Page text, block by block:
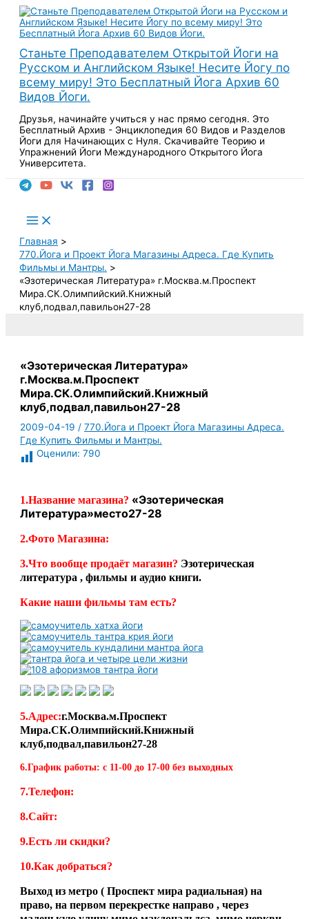
Перейти
содержимому
Станьте Преподавателем Открытой Йоги на
Русском и Английском Языке! Несите Йогу по
всему миру! Это Бесплатный Йога Архив 60
Видов Йоги.
Друзья, начинайте учиться у нас прямо сегодня. Это
Бесплатный Архив - Энциклопедия 60 Видов и Разделов
Йоги для Начинающих с Нуля. Скачивайте Теорию и
Упражнений Йоги Международного Открытого Йога
Университета.
Main
Menu
Главная
770.Йога и Проект Йога Магазины Адреса. Где Купить
Фильмы и Мантры.
«Эзотерическая Литература» г.Москва.м.Проспект
Мира.СК.Олимпийский.Книжный
клуб,подвал,павильон27-28
«Эзотерическая Литература»
г.Москва.м.Проспект
Мира.СК.Олимпийский.Книжный
клуб,подвал,павильон27-28
2009-04-19/770.Йога и Проект Йога Магазины Адреса.
Где Купить Фильмы и Мантры.
Оценили: 790
1.Название магазина? «Эзотерическая
Литература»место27-28
2.Фото Магазина:
3.Что вообще продаёт магазин? Эзотерическая
литература , фильмы и аудио книги.
Какие наши фильмы там есть?
5.Адрес:г.Москва.м.Проспект
Мира.СК.Олимпийский.Книжный
клуб,подвал,павильон27-28
6.График работы: с 11-00 до 17-00 без выходных
7.Телефон:
8.Сайт:
9.Есть ли скидки?
10.Как добраться?
Выход из метро ( Проспект мира радиальная) на
право, на первом перекрестке направо , через